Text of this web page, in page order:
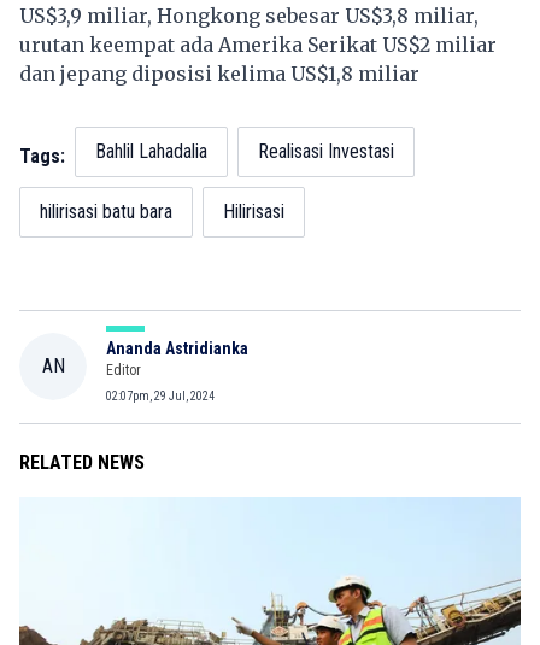
US$3,9 miliar, Hongkong sebesar US$3,8 miliar,
urutan keempat ada Amerika Serikat US$2 miliar
dan jepang diposisi kelima US$1,8 miliar
Tags: Bahlil Lahadalia Realisasi Investasi
hilirisasi batu bara Hilirisasi
AN
Ananda Astridianka
Editor
02:07pm, 29 Jul, 2024
RELATED NEWS